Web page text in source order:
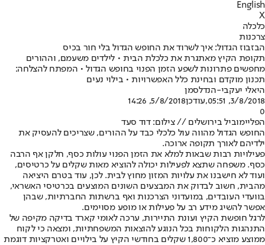
English
X
כלכלה
צרכנות
הבזבוז הגדול: איך לשרוד את החופש הגדול בלי חור בכיס
תקופת הקיץ מאתגרת את כלכלת הבית • לילדים משעמם, וההורים
מחפשים פתרונות לשפע הזמן הפנוי בחופש הגדול • המפתח להצלחה:
תכנון מוקדם ובחינת כלל האפשרויות • בילוי נעים
היאלי יעקבי-הנדלסמן
3/8/2018, 05:51
,עודכן5/8/2018, 14:26
0
הפליימוביל בירושלים // צילום: דוד סעד
החופש הגדול מהווה עול כלכלי כבד על ההורים, שצריכים להעסיק את
ילדיהם לאורך תקופה ארוכה.
פעילויות רבות שבאות למלא את הזמן הפנוי עולות כסף, חלקן אף הרבה
כסף. משפחה שתצא לפעילות יכולה להוציא מאות שקלים על כרטיסים,
ועוד לא חישבנו את עלויות המזון מחוץ לבית. לכן, עוד בטרם היציאה
מהבית, חשוב לבדוק את המבצעים השונים המוצעים בכרטיסי האשראי,
בוועדי העובדים, במועדוני הצרכנות ואף ברשתות החברתיות, שבהן
אפשר להשיג מידע רב על פעילות או מופע מסוימים.
לרגל חופשת הקיץ ועונת התיירות, ערכה לאומי קארד בדיקה מקיפה של
התנהגות הלקוחות בכל הנוגע להוצאות המשפחתיות, ומצאה כי לקוח
ממוצע מוציא כ־1,800 שקלים בחודשי הקיץ על בילויים ואטרקציות דוגמת